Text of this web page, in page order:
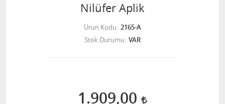
Nilüfer Aplik
Ürün Kodu 2165-A
Stok Durumu VAR
1.909,00